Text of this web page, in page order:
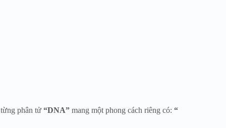
phân tử “DNA” mang một phong cách riêng có: “